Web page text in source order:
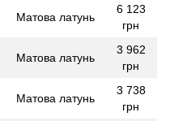
Матова латунь
6 123
грн
Матова латунь
3 962
грн
Матова латунь
3 738
грн